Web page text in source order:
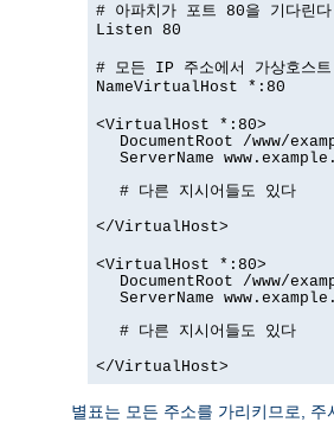
# 아파치가 포트 80을 기다린다
Listen 80
# 모든 IP 주소에서 가상호스
NameVirtualHost *:80
<VirtualHost *:80>
DocumentRoot /www/
ServerName
# 다른 지시어들도 있다
</VirtualHost>
<VirtualHost *:80>
DocumentRoot /www/
ServerName
# 다른 지시어들도 있다
</VirtualHost>
별표는 모든 주소를 가리키므로,